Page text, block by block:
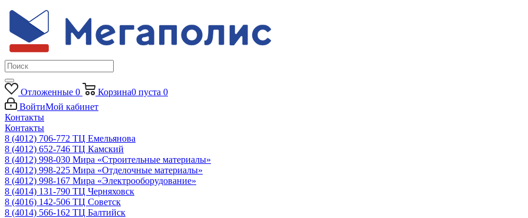
Отложенные 0 Корзина0 пуста 0
ВойтиМой кабинет
Контакты
Контакты
8 (4012) 706-772 ТЦ Емельянова
8 (4012) 652-746 ТЦ Камский
8 (4012) 998-030 Мира «Строительные материалы»
8 (4012) 998-225 Мира «Отделочные материалы»
8 (4012) 998-167 Мира «Электрооборудование»
8 (4014) 131-790 ТЦ Черняховск
8 (4016) 142-506 ТЦ Советск
8 (4014) 566-162 ТЦ Балтийск